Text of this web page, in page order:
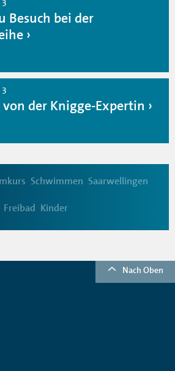
Besuch bei der
der Knigge-Expertin
Schwimmen Saarwellingen
Freibad Kinder
Nach Oben